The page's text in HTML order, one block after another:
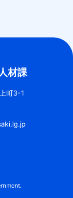
材課
町3-1